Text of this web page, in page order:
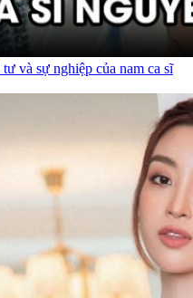
và sự nghiệp của nam ca sĩ